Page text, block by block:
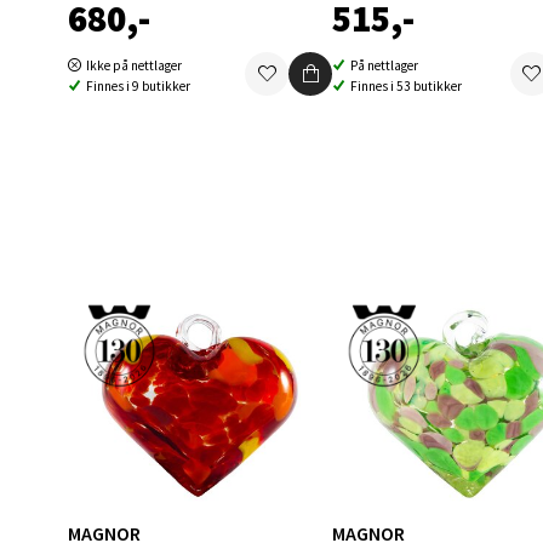
680,-
Ikke på nettlager
Finnes i 9 butikker
515,-
På nettlager
Finnes i 53 butikker
MAGNOR MAGNOR
Åpent
0 i